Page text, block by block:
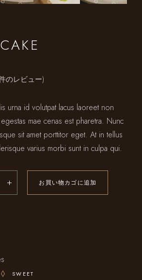
のレビュー)
urna id volutpat lacus laoreet non
mae cenas est pharetra. Nunc
sit amet porttitor eget. At in tellus
varius morbi sunt in culpa qui.
お買い物カゴに追加
SWEET